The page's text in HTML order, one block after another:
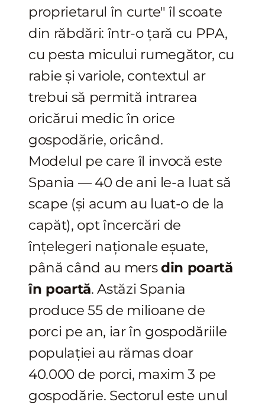
proprietarul în curte" îl scoate
din răbdări: într-o țară cu PPA,
cu pesta micului rumegător, cu
rabie și variole, contextul ar
trebui să permită intrarea
oricărui medic în orice
gospodărie, oricând.
Modelul pe care îl invocă este
Spania — 40 de ani le-a luat să
scape (și acum au luat-o de la
capăt), opt încercări de
înțelegeri naționale eșuate,
până când au mersdin poartă
în poartă. Astăzi Spania
produce 55 de milioane de
porci pe an, iar în gospodăriile
populației au rămas doar
40.000 de porci, maxim 3 pe
gospodărie. Sectorul este unul